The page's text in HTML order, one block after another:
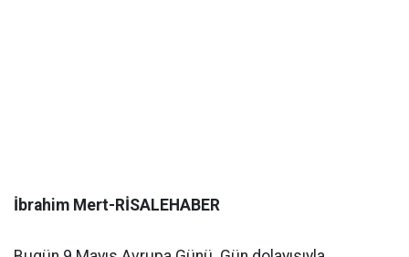
İbrahim Mert-RİSALEHABER